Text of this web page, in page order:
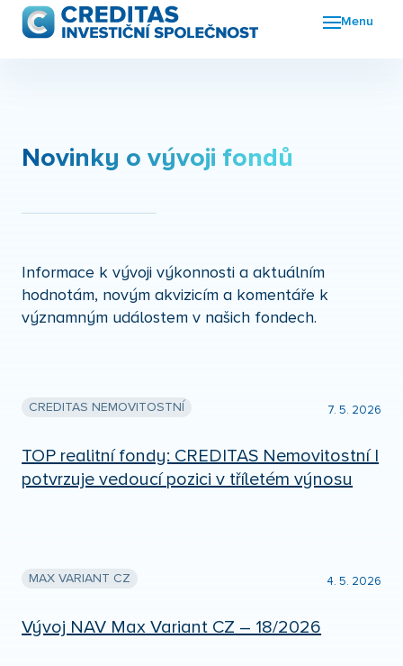
Menu
Novinky o vývoji fondů
Informace k vývoji výkonnosti a aktuálním
hodnotám, novým akvizicím a komentáře k
významným událostem v našich fondech.
CREDITAS NEMOVITOSTNÍ 7. 5. 2026
TOP realitní fondy: CREDITAS Nemovitostní I
potvrzuje vedoucí pozici v tříletém výnosu
MAX VARIANT CZ 4. 5. 2026
Vývoj NAV Max Variant CZ – 18/2026